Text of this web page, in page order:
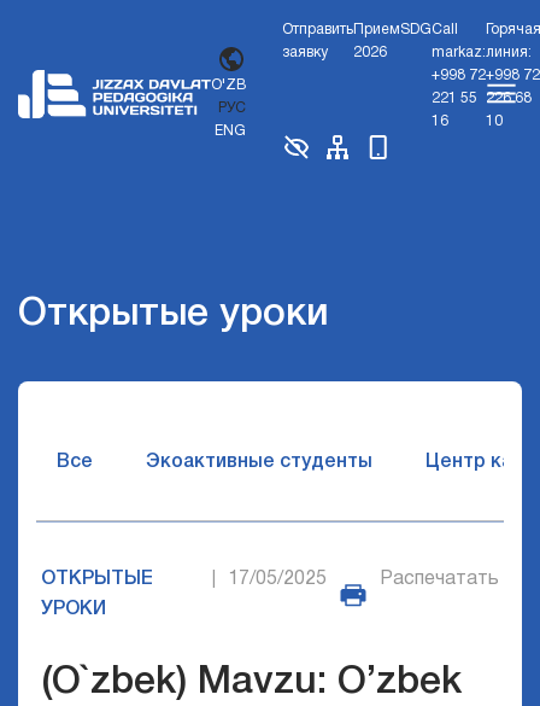
O'ZB
РУС
ENG
Отправить
заявку
Прием
2026
SDGCall
markaz:
+998 72
221 55
16
Горячая
линия:
+998 72
226 68
10
Открытые уроки
Все Экоактивные студенты Центр
ОТКРЫТЫЕ
УРОКИ
17/05/2025 Распечатать
(O`zbek) Mavzu: O’zbek